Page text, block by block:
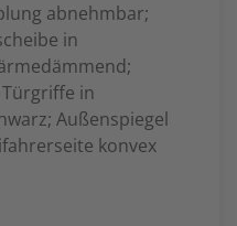
abnehmbar;
in
in
Außenspiegel
konvex